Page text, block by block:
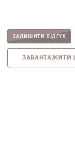
ЗАЛИШИТИ ВІДГУК
ЗАВАНТАЖИТИ